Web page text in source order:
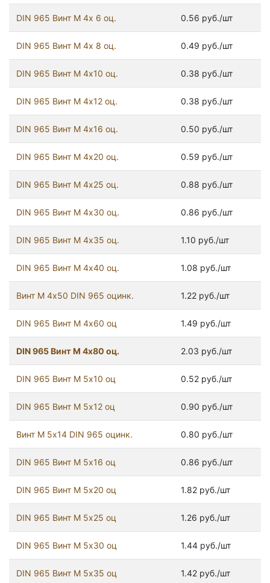
DIN 965 Винт М 4х 6 оц. 0.56 руб./шт
DIN 965 Винт М 4х 8 оц. 0.49 руб./шт
DIN 965 Винт М 4х10 оц. 0.38 руб./шт
DIN 965 Винт М 4х12 оц. 0.38 руб./шт
DIN 965 Винт М 4х16 оц. 0.50 руб./шт
DIN 965 Винт М 4х20 оц. 0.59 руб./шт
DIN 965 Винт М 4х25 оц. 0.88 руб./шт
DIN 965 Винт М 4х30 оц. 0.86 руб./шт
DIN 965 Винт М 4х35 оц. 1.10 руб./шт
DIN 965 Винт М 4х40 оц. 1.08 руб./шт
Винт М 4х50 DIN 965 оцинк. 1.22 руб./шт
DIN 965 Винт М 4х60 оц 1.49 руб./шт
DIN 965 Винт М 4х80 оц. 2.03 руб./шт
DIN 965 Винт М 5х10 оц 0.52 руб./шт
DIN 965 Винт М 5х12 оц 0.90 руб./шт
Винт М 5х14 DIN 965 оцинк. 0.80 руб./шт
DIN 965 Винт М 5х16 оц 0.86 руб./шт
DIN 965 Винт М 5х20 оц 1.82 руб./шт
DIN 965 Винт М 5х25 оц 1.26 руб./шт
DIN 965 Винт М 5х30 оц 1.44 руб./шт
DIN 965 Винт М 5х35 оц 1.42 руб./шт